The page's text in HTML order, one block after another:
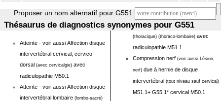
Proposer un nom alternatif pour G551
Thésaurus de diagnostics synonymes pour G551
Atteinte - voir aussi Affection disque
intervertébral cervical, cervico-
dorsal (avec cervicalgie) avec
radiculopathie M50.1
Atteinte - voir aussi Affection disque
intervertébral lombaire (lombo-sacré)
(thoracique) (thoraco-lombaire) avec
radiculopathie M51.1
Compression nerf (voir aussi Lésion,
nerf) due à hernie de disque
intervertébral (tout niveau sauf cervical)
M51.1+ G55.1* cervical M50.1